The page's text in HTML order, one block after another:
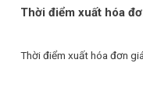
Thời điểm xuất hóa
Thời điểm xuất hóa đơn